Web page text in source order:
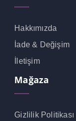
Hakkımızda
İade & Değişim
İletişim
Mağaza
Gizlilik Politikası